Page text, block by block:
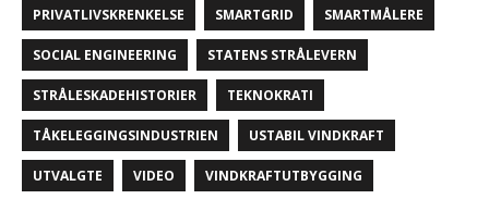
PRIVATLIVSKRENKELSE SMARTGRID SMARTMÅLERE
SOCIAL ENGINEERING STATENS STRÅLEVERN
STRÅLESKADEHISTORIER TEKNOKRATI
TÅKELEGGINGSINDUSTRIEN USTABIL VINDKRAFT
UTVALGTE VIDEO VINDKRAFTUTBYGGING